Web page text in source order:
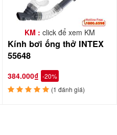
KM : click để xem KM
Kính bơi ống thở INTEX
55648
384.000₫ -20%
(1 đánh giá)